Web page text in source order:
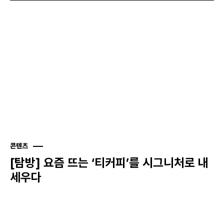
콘텐츠
[탐방] 요즘 뜨는 ‘티커피’를 시그니처로 내
세우다